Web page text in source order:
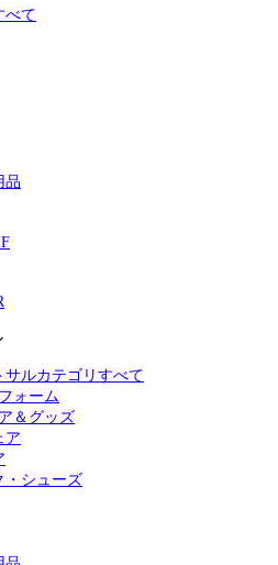
べて
品
ルカテゴリすべて
ォーム
＆グッズ
ア
・シューズ